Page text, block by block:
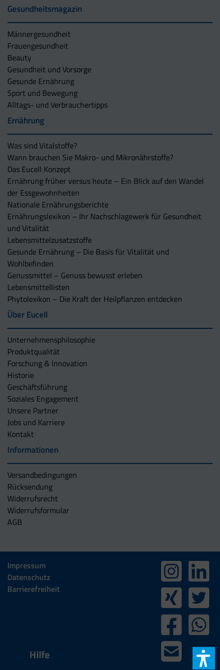
Gesundheitsmagazin
Männergesundheit
Frauengesundheit
Beauty
Gesundheit und Vorsorge
Gesunde Ernährung
Sport und Bewegung
Alltags- und Verbrauchertipps
Ernährung
Was sind Vitalstoffe?
Wann brauchen Sie Makro- und Mikronährstoffe?
Das Eucell Konzept
Ernährung früher versus heute – Ein Blick auf den Wandel
der Essgewohnheiten
Nationale Ernährungsberichte
Ernährungslexikon – Ihr Nachschlagewerk für Gesundheit
und Vitalität
Lebensmittelzusatzstoffe
Gesunde Ernährung – Die Basis für Vitalität und
Wohlbefinden
Genussmittel – Genuss bewusst erleben
Lebensmittellisten
Phytolexikon – Die Kraft der Heilpflanzen entdecken
Über Eucell
Unternehmens­philosophie
Produktqualität
Forschung & Innovation
Historie
Geschäftsführung
Soziales Engagement
Unsere Partner
Jobs und Karriere
Kontakt
Informationen
Versandbedingungen
Rücksendung
Widerrufsrecht
Widerrufsformular
AGB
Impressum
Datenschutz
Barrierefreiheit
Hilfe